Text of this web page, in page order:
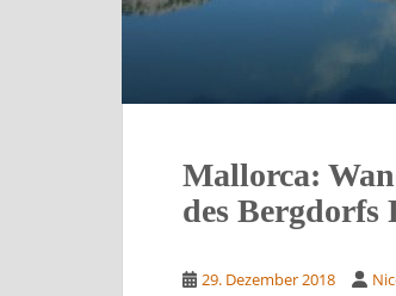
Mallorca:
des Bergdorfs
29. Dezember 2018